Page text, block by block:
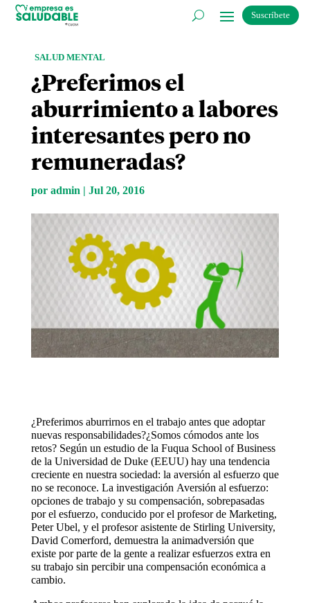
Suscríbete
SALUD MENTAL
¿Preferimos el
aburrimiento a labores
interesantes pero no
remuneradas?
por admin | Jul 20, 2016
¿Preferimos aburrirnos en el trabajo antes que adoptar
nuevas responsabilidades?¿Somos cómodos ante los
retos? Según un estudio de la Fuqua School of Business
de la Universidad de Duke (EEUU) hay una tendencia
creciente en nuestra sociedad: la aversión al esfuerzo que
no se reconoce. La investigación Aversión al esfuerzo:
opciones de trabajo y su compensación, sobrepasadas
por el esfuerzo, conducido por el profesor de Marketing,
Peter Ubel, y el profesor asistente de Stirling University,
David Comerford, demuestra la animadversión que
existe por parte de la gente a realizar esfuerzos extra en
su trabajo sin percibir una compensación económica a
cambio.